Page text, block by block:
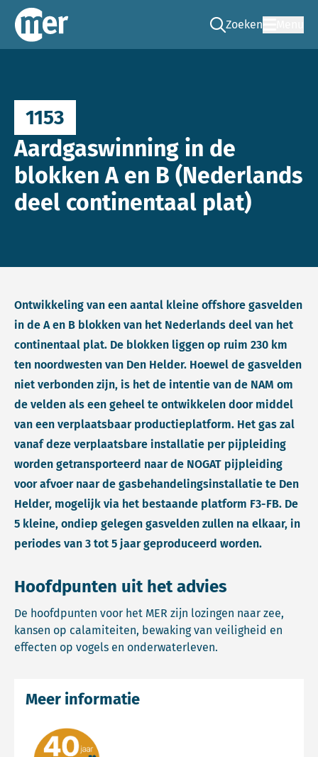
Commissie mer
Zoeken
Ga naar de zoek
1153
Aardgaswinning in de
blokken A en B (Nederlands
deel continentaal plat)
Ontwikkeling van een aantal kleine offshore gasvelden
in de A en B blokken van het Nederlands deel van het
continentaal plat. De blokken liggen op ruim 230 km
ten noordwesten van Den Helder. Hoewel de gasvelden
niet verbonden zijn, is het de intentie van de NAM om
de velden als een geheel te ontwikkelen door middel
van een verplaatsbaar productieplatform. Het gas zal
vanaf deze verplaatsbare installatie per pijpleiding
worden getransporteerd naar de NOGAT pijpleiding
voor afvoer naar de gasbehandelingsinstallatie te Den
Helder, mogelijk via het bestaande platform F3-FB. De
5 kleine, ondiep gelegen gasvelden zullen na elkaar, in
periodes van 3 tot 5 jaar geproduceerd worden.
Hoofdpunten uit het advies
De hoofdpunten voor het MER zijn lozingen naar zee,
kansen op calamiteiten, bewaking van veiligheid en
effecten op vogels en onderwaterleven.
Meer informatie